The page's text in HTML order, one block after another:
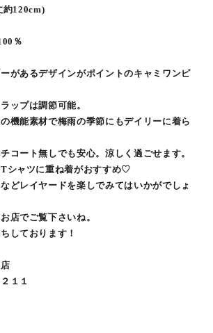
約120cm)
％
があるデザインがポイントのキャミワンピ
ップは調節可能。
機能素材で梅雨の季節にもデイリーに着ら
コート無しでも安心。涼しく過ごせます。
シャツに重ね着がおすすめ♡
どレイヤードを楽しでみてはいかがでしょ
店でご覧下さいね。
しております！
１１